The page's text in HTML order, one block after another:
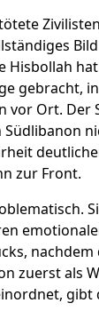
Hisbollah
gebracht,
Ort. Der
zur Front.
zuerst als
gibt